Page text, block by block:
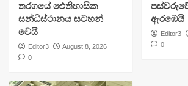
තරගයේ ඓතිහාසික
සන්ධිස්ථානය සටහන්
වෙයි
Editor3
August 8, 2026
0
ඇරඹෙයි
Editor3
0